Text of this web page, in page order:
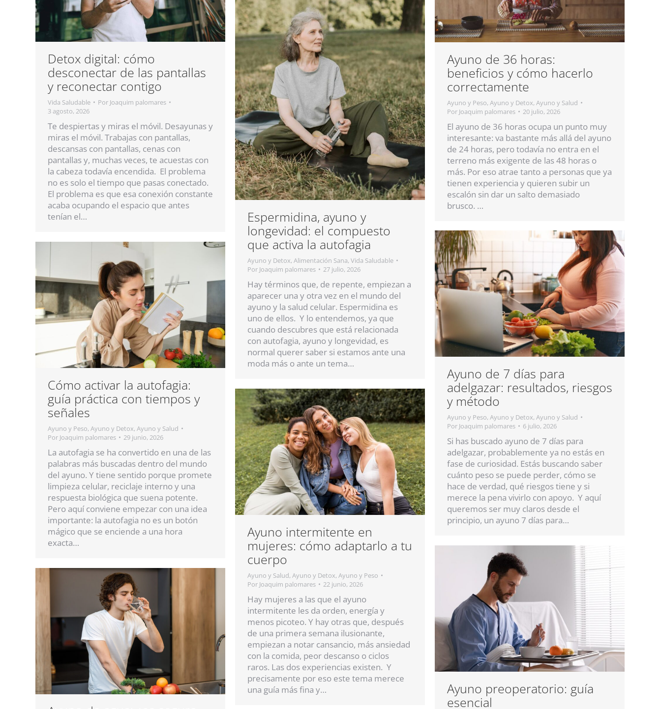
Detox digital: cómo
desconectar de las pantallas
y reconectar contigo
Vida Saludable Por Joaquim palomares
3 agosto, 2026
Te despiertas y miras el móvil. Desayunas y
miras el móvil. Trabajas con pantallas,
descansas con pantallas, cenas con
pantallas y, muchas veces, te acuestas con
la cabeza todavía encendida. El problema
no es solo el tiempo que pasas conectado.
El problema es que esa conexión constante
acaba ocupando el espacio que antes
tenían el…
Espermidina, ayuno y
longevidad: el compuesto
que activa la autofagia
Ayuno y Detox, Alimentación Sana, Vida Saludable
Por Joaquim palomares 27 julio, 2026
Hay términos que, de repente, empiezan a
aparecer una y otra vez en el mundo del
ayuno y la salud celular. Espermidina es
uno de ellos. Y lo entendemos, ya que
cuando descubres que está relacionada
con autofagia, ayuno y longevidad, es
normal querer saber si estamos ante una
moda más o ante un tema…
Ayuno de 36 horas:
beneficios y cómo hacerlo
correctamente
Ayuno y Peso, Ayuno y Detox, Ayuno y Salud
Por Joaquim palomares 20 julio, 2026
El ayuno de 36 horas ocupa un punto muy
interesante: va bastante más allá del ayuno
de 24 horas, pero todavía no entra en el
terreno más exigente de las 48 horas o
más. Por eso atrae tanto a personas que ya
tienen experiencia y quieren subir un
escalón sin dar un salto demasiado
brusco. …
Ayuno de 7 días para
adelgazar: resultados, riesgos
y método
Ayuno y Peso, Ayuno y Detox, Ayuno y Salud
Por Joaquim palomares 6 julio, 2026
Si has buscado ayuno de 7 días para
adelgazar, probablemente ya no estás en
fase de curiosidad. Estás buscando saber
cuánto peso se puede perder, cómo se
hace de verdad, qué riesgos tiene y si
merece la pena vivirlo con apoyo. Y aquí
queremos ser muy claros desde el
principio, un ayuno 7 días para…
Cómo activar la autofagia:
guía práctica con tiempos y
señales
Ayuno y Peso, Ayuno y Detox, Ayuno y Salud
Por Joaquim palomares 29 junio, 2026
La autofagia se ha convertido en una de las
palabras más buscadas dentro del mundo
del ayuno. Y tiene sentido porque promete
limpieza celular, reciclaje interno y una
respuesta biológica que suena potente.
Pero aquí conviene empezar con una idea
importante: la autofagia no es un botón
mágico que se enciende a una hora
exacta…
Ayuno intermitente en
mujeres: cómo adaptarlo a tu
cuerpo
Ayuno y Salud, Ayuno y Detox, Ayuno y Peso
Por Joaquim palomares 22 junio, 2026
Hay mujeres a las que el ayuno
intermitente les da orden, energía y
menos picoteo. Y hay otras que, después
de una primera semana ilusionante,
empiezan a notar cansancio, más ansiedad
con la comida, peor descanso o ciclos
raros. Las dos experiencias existen. Y
precisamente por eso este tema merece
una guía más fina y…
Ayuno preoperatorio: guía
esencial